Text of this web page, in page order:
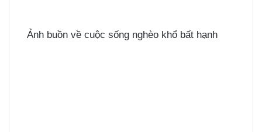
Ảnh buồn về cuộc sống nghèo khổ bất hạnh